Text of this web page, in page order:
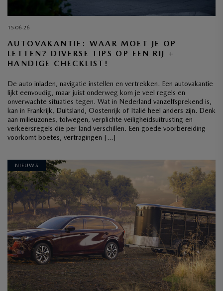
15-06-26
AUTOVAKANTIE: WAAR MOET JE OP
LETTEN? DIVERSE TIPS OP EEN RIJ +
HANDIGE CHECKLIST!
De auto inladen, navigatie instellen en vertrekken. Een autovakantie
lijkt eenvoudig, maar juist onderweg kom je veel regels en
onverwachte situaties tegen. Wat in Nederland vanzelfsprekend is,
kan in Frankrijk, Duitsland, Oostenrijk of Italië heel anders zijn. Denk
aan milieuzones, tolwegen, verplichte veiligheidsuitrusting en
verkeersregels die per land verschillen. Een goede voorbereiding
voorkomt boetes, vertragingen […]
NIEUWS